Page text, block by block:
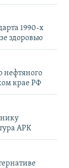
1990-х
здоровью
нефтяного
крае РФ
АРК